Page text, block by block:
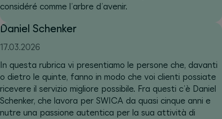
considéré comme l’arbre d’avenir.
Daniel Schenker
17.03.2026
In questa rubrica vi presentiamo le persone che, davanti
o dietro le quinte, fanno in modo che voi clienti possiate
ricevere il servizio migliore possibile. Fra questi c’è Daniel
Schenker, che lavora per SWICA da quasi cinque anni e
nutre una passione autentica per la sua attività di